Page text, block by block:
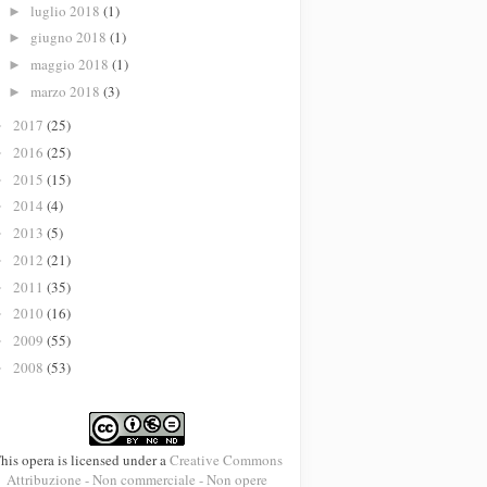
► luglio 2018 (1)
► giugno 2018 (1)
► maggio 2018 (1)
► marzo 2018 (3)
2017 (25)
2016 (25)
2015 (15)
2014 (4)
2013 (5)
2012 (21)
2011 (35)
2010 (16)
2009 (55)
2008 (53)
opera is licensed under aCreative Commons
Attribuzione - Non commerciale - Non opere